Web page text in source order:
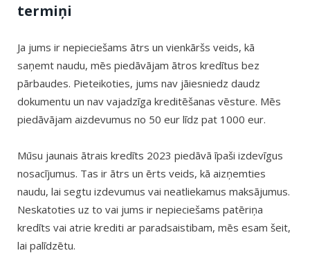
termiņi
Ja jums ir nepieciešams ātrs un vienkāršs veids, kā
saņemt naudu, mēs piedāvājam ātros kredītus bez
pārbaudes. Pieteikoties, jums nav jāiesniedz daudz
dokumentu un nav vajadzīga kreditēšanas vēsture. Mēs
piedāvājam aizdevumus no 50 eur līdz pat 1000 eur.
Mūsu jaunais ātrais kredīts 2023 piedāvā īpaši izdevīgus
nosacījumus. Tas ir ātrs un ērts veids, kā aizņemties
naudu, lai segtu izdevumus vai neatliekamus maksājumus.
Neskatoties uz to vai jums ir nepieciešams patēriņa
kredīts vai atrie krediti ar paradsaistibam, mēs esam šeit,
lai palīdzētu.